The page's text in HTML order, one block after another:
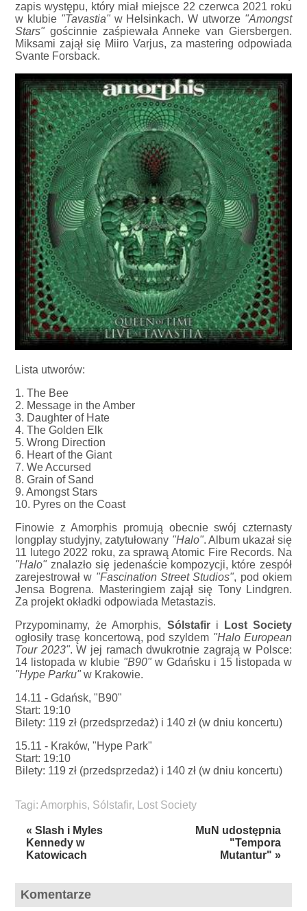
zapis występu, który miał miejsce 22 czerwca 2021 roku
w klubie "Tavastia"w Helsinkach. W utworze "Amongst
Stars"gościnnie zaśpiewała Anneke van Giersbergen.
Miksami zajął się Miiro Varjus, za mastering odpowiada
Svante Forsback.
Lista utworów:
1. The Bee
2. Message in the Amber
3. Daughter of Hate
4. The Golden Elk
5. Wrong Direction
6. Heart of the Giant
7. We Accursed
8. Grain of Sand
9. Amongst Stars
10. Pyres on the Coast
Finowie z Amorphis promują obecnie swój czternasty
longplay studyjny, zatytułowany "Halo". Album ukazał się
11 lutego 2022 roku, za sprawą Atomic Fire Records. Na
"Halo" znalazło się jedenaście kompozycji, które zespół
zarejestrował w "Fascination Street Studios", pod okiem
Jensa Bogrena. Masteringiem zajął się Tony Lindgren.
Za projekt okładki odpowiada Metastazis.
Przypominamy, że Amorphis, Sólstafir i
Lost Society
ogłosiły trasę koncertową, pod szyldem "Halo European
Tour 2023". W jej ramach dwukrotnie zagrają w Polsce:
14 listopada w klubie "B90"w Gdańsku i 15 listopada w
"Hype Parku"w Krakowie.
14.11 - Gdańsk, "B90"
Start: 19:10
Bilety: 119 zł (przedsprzedaż) i 140 zł (w dniu koncertu)
15.11 - Kraków, "Hype Park"
Start: 19:10
Bilety: 119 zł (przedsprzedaż) i 140 zł (w dniu koncertu)
Tagi:Amorphis, Sólstafir, Lost Society
« Slash i Myles
Kennedy w
Katowicach
MuN udostępnia
"Tempora
Mutantur" »
Komentarze